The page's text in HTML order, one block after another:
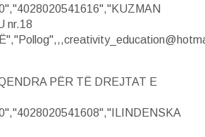
nr.18
PËR TË DREJTAT E